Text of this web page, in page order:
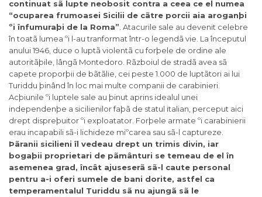
continuat sã lupte neobosit contra a ceea ce el numea
“ocuparea frumoasei Sicilii de cãtre porcii aia aroganþi
ºi înfumuraþi de la Roma” . Atacurile sale au devenit celebre
în toatã lumea ºi l-au tranformat într-o legendã vie. La începutul
anului 1946, duce o luptã violentã cu forþele de ordine ale
autoritãþile, lângã Montedoro. Rãzboiul de stradã avea sã
capete proporþii de bãtãlie, cei peste 1.000 de luptãtori ai lui
Turiddu þinând în loc mai multe companii de carabinieri.
Acþiunile ºi luptele sale au þinut aprins idealul unei
independenþe a sicilienilor faþã de statul italian, perceput aici
drept dispreþuitor ºi exploatator. Forþele armate ºi carabinierii
erau incapabili sã-i lichideze miºcarea sau sã-l captureze.
Þãranii sicilieni îl vedeau drept un trimis divin, iar
bogaþii proprietari de pãmânturi se temeau de el în
asemenea grad, încât ajuseserã sã-l caute personal
pentru a-i oferi sumele de bani dorite, astfel ca
temperamentalul Turiddu sã nu ajungã sã le